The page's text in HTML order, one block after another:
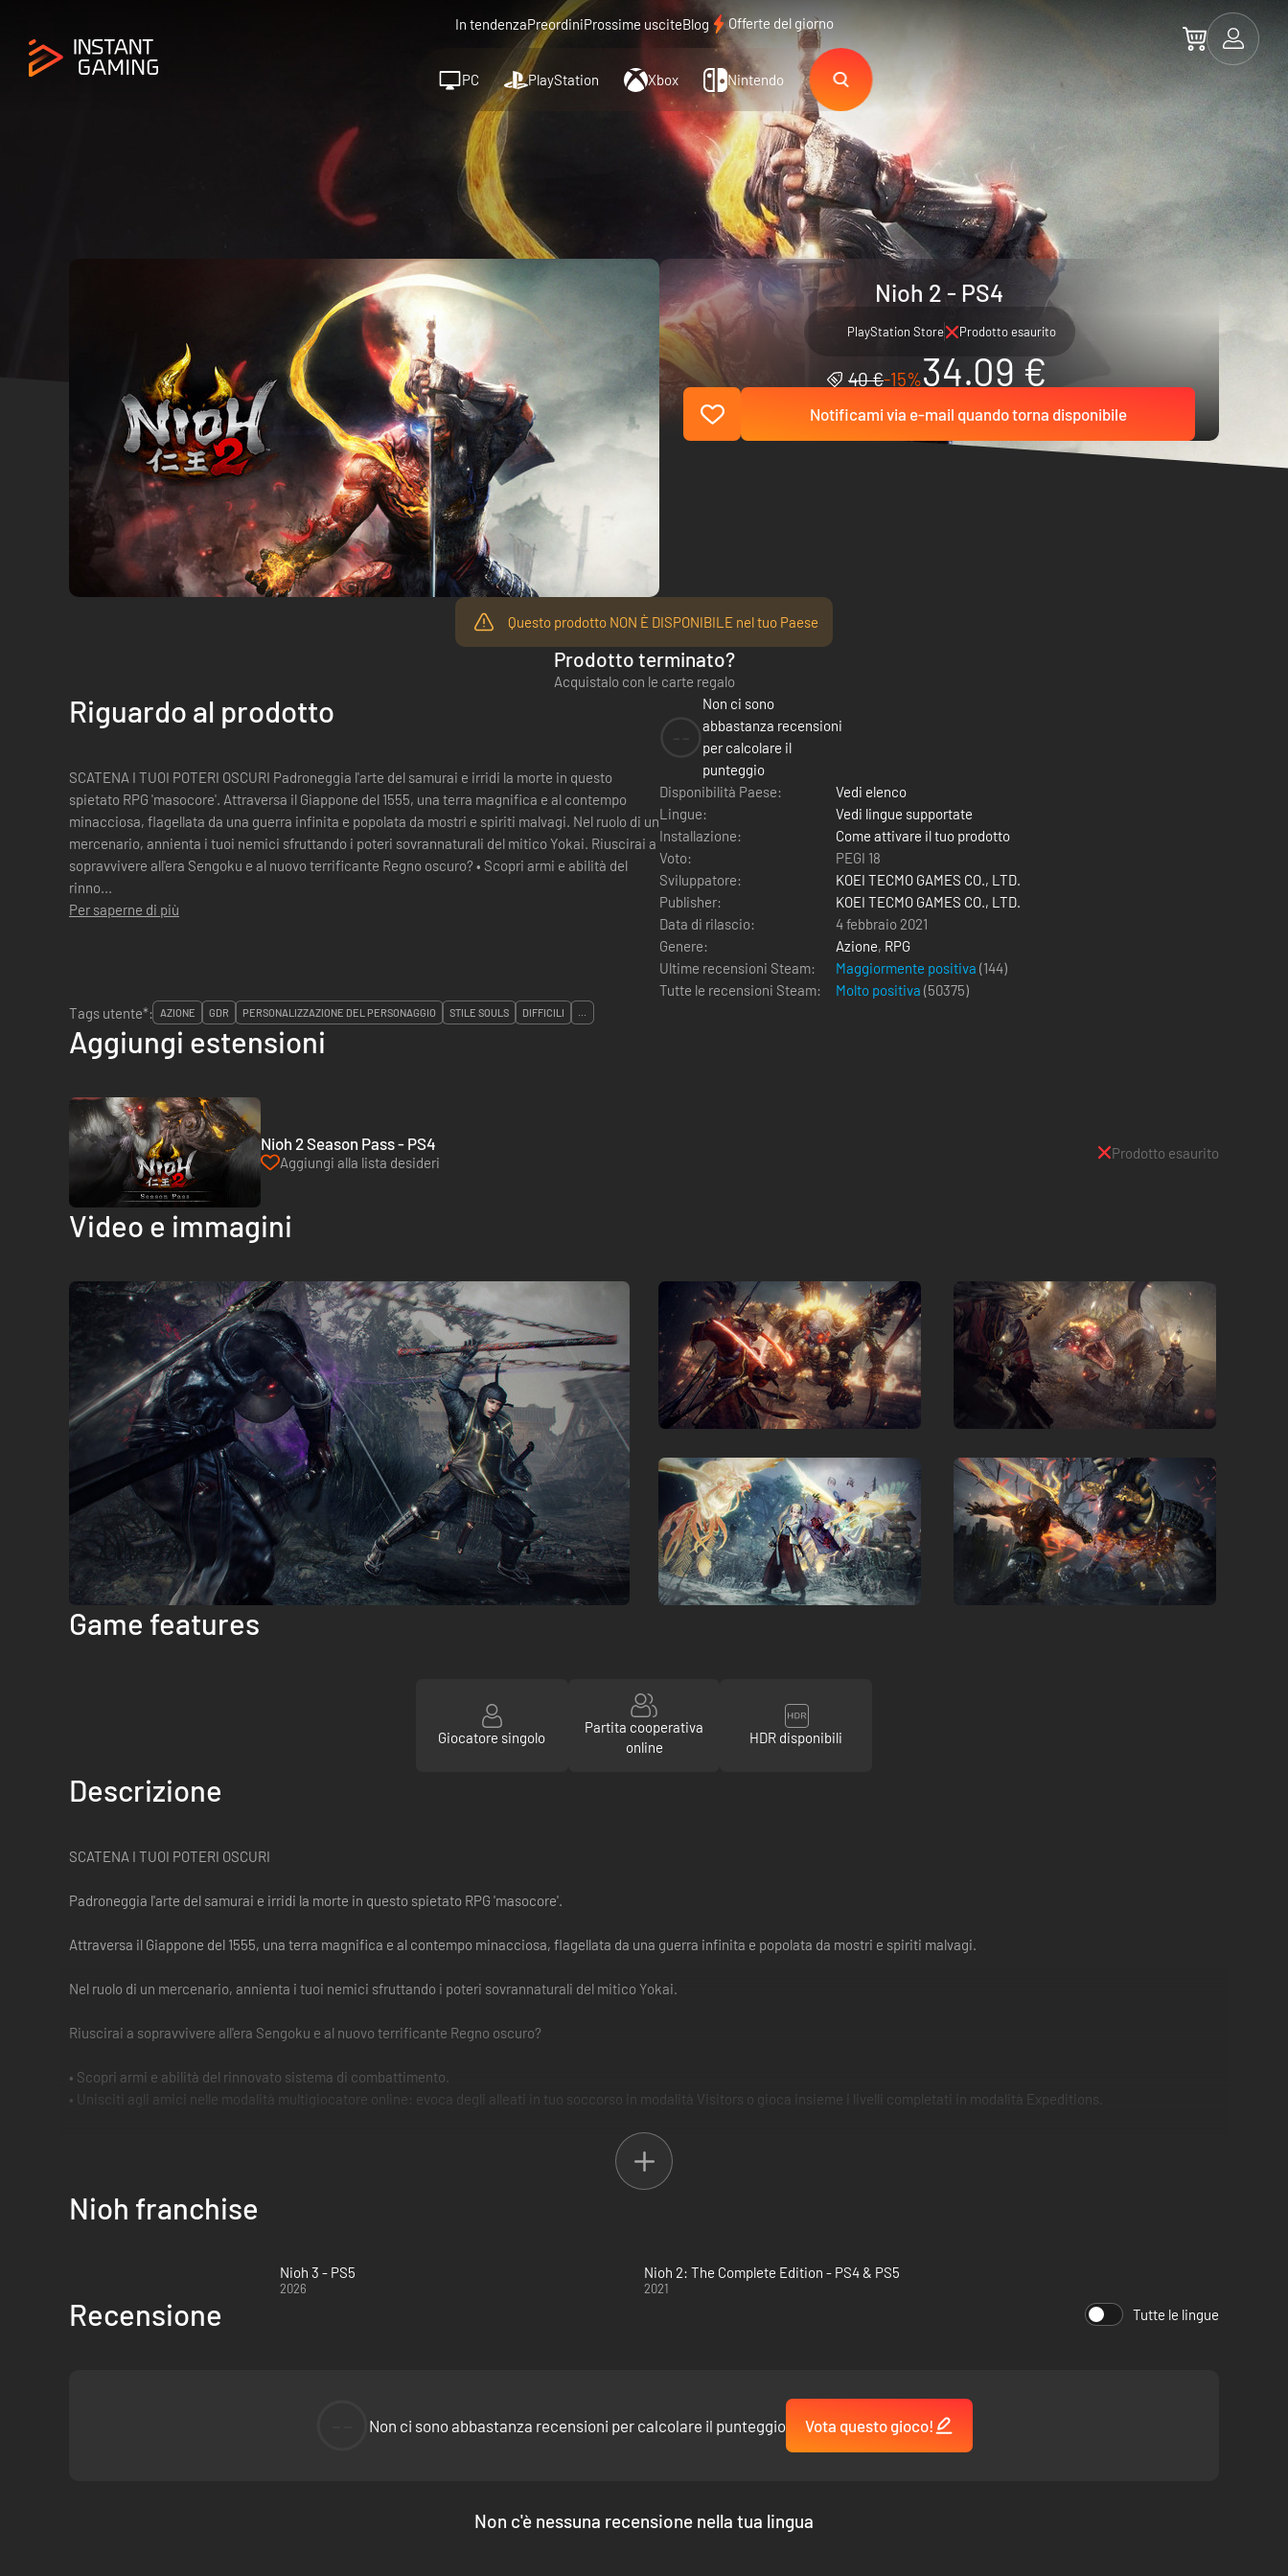
In tendenzaPreordiniProssime usciteBlog Offerte del giorno
PC PlayStation Xbox Nintendo
Nioh 2 - PS4
PlayStation Store Prodotto esaurito
40 €-15%34.09 €
Notificami via e-mail quando torna disponibile
Questo prodotto NON È DISPONIBILE nel tuo Paese
Prodotto terminato?
Acquistalo con le carte regalo
Riguardo al prodotto
SCATENA I TUOI POTERI OSCURI Padroneggia l'arte del samurai e irridi la morte in questo
spietato RPG 'masocore'. Attraversa il Giappone del 1555, una terra magnifica e al contempo
minacciosa, flagellata da una guerra infinita e popolata da mostri e spiriti malvagi. Nel ruolo di un
mercenario, annienta i tuoi nemici sfruttando i poteri sovrannaturali del mitico Yokai. Riuscirai a
sopravvivere all'era Sengoku e al nuovo terrificante Regno oscuro? • Scopri armi e abilità del
rinno...
Per saperne di più
Non ci sono
abbastanza recensioni
per calcolare il
punteggio
Disponibilità Paese:
Vedi elenco
Lingue:
Vedi lingue supportate
Installazione:
Come attivare il tuo prodotto
Voto:
PEGI 18
Sviluppatore:
KOEI TECMO GAMES CO., LTD.
Publisher:
KOEI TECMO GAMES CO., LTD.
Data di rilascio:
4 febbraio 2021
Genere:
Azione, RPG
Ultime recensioni Steam:
Maggiormente positiva (144)
Tutte le recensioni Steam:
Molto positiva (50375)
Tags utente*:
AZIONE GDR PERSONALIZZAZIONE DEL PERSONAGGIO STILE SOULS DIFFICILI ...
Aggiungi estensioni
Nioh 2 Season Pass - PS4
Aggiungi alla lista desideri
Prodotto esaurito
Video e immagini
Game features
Giocatore singolo
Partita cooperativa
online
HDR disponibili
Descrizione
SCATENA I TUOI POTERI OSCURI
Padroneggia l'arte del samurai e irridi la morte in questo spietato RPG 'masocore'.
Attraversa il Giappone del 1555, una terra magnifica e al contempo minacciosa, flagellata da una guerra infinita e popolata da mostri e spiriti malvagi.
Nel ruolo di un mercenario, annienta i tuoi nemici sfruttando i poteri sovrannaturali del mitico Yokai.
Riuscirai a sopravvivere all'era Sengoku e al nuovo terrificante Regno oscuro?
• Scopri armi e abilità del rinnovato sistema di combattimento.
• Unisciti agli amici nelle modalità multigiocatore online: evoca degli alleati in tuo soccorso in modalità Visitors o gioca insieme i livelli completati in modalità Expeditions.
Nioh franchise
Nioh 3 - PS5
2026
Nioh 2: The Complete Edition - PS4 & PS5
2021
Recensione Tutte le lingue
Non ci sono abbastanza recensioni per calcolare il punteggio Vota questo gioco!
Non c'è nessuna recensione nella tua lingua